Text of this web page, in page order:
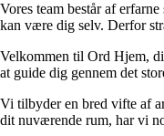
Vores team består af
kan være dig selv. Derfor
Velkommen til Ord Hjem,
at guide dig gennem det
Vi tilbyder en bred vifte af
dit nuværende rum, har vi